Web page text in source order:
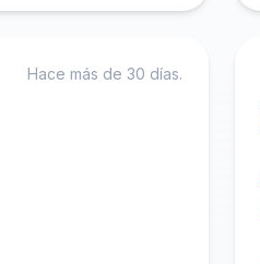
Hace más de 30 días.